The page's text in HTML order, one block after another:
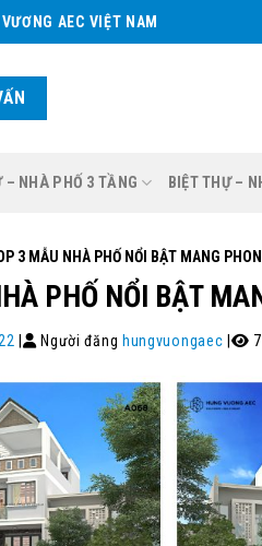
AEC VIỆT NAM
– NHÀ PHỐ 3 TẦNG BIỆT THỰ –
3 MẪU NHÀ PHỐ NỔI BẬT MANG
PHỐ NỔI BẬT
| Người đăng hungvuongaec |